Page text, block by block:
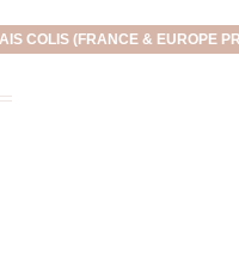
COLIS (FRANCE & EUROPE